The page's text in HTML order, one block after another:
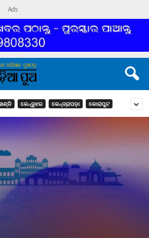
Ads
କେନ୍ଦୁଝର କେନ୍ଦ୍ରାପଡ଼ା କୋରାପୁଟ